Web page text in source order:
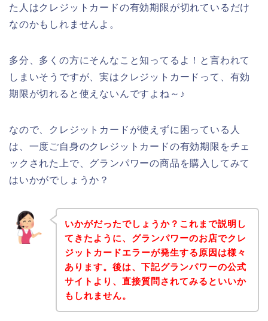
た人はクレジットカードの有効期限が切れているだけ
なのかもしれませんよ。
多分、多くの方にそんなこと知ってるよ！と言われて
しまいそうですが、実はクレジットカードって、有効
期限が切れると使えないんですよね～♪
なので、クレジットカードが使えずに困っている人
は、一度ご自身のクレジットカードの有効期限をチェ
ックされた上で、グランパワーの商品を購入してみて
はいかがでしょうか？
いかがだったでしょうか？これまで説明し
てきたように、グランパワーのお店でクレ
ジットカードエラーが発生する原因は様々
あります。後は、下記グランパワーの公式
サイトより、直接質問されてみるといいか
もしれません。